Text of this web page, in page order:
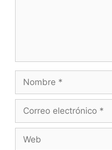
Nombre
Correo
Web